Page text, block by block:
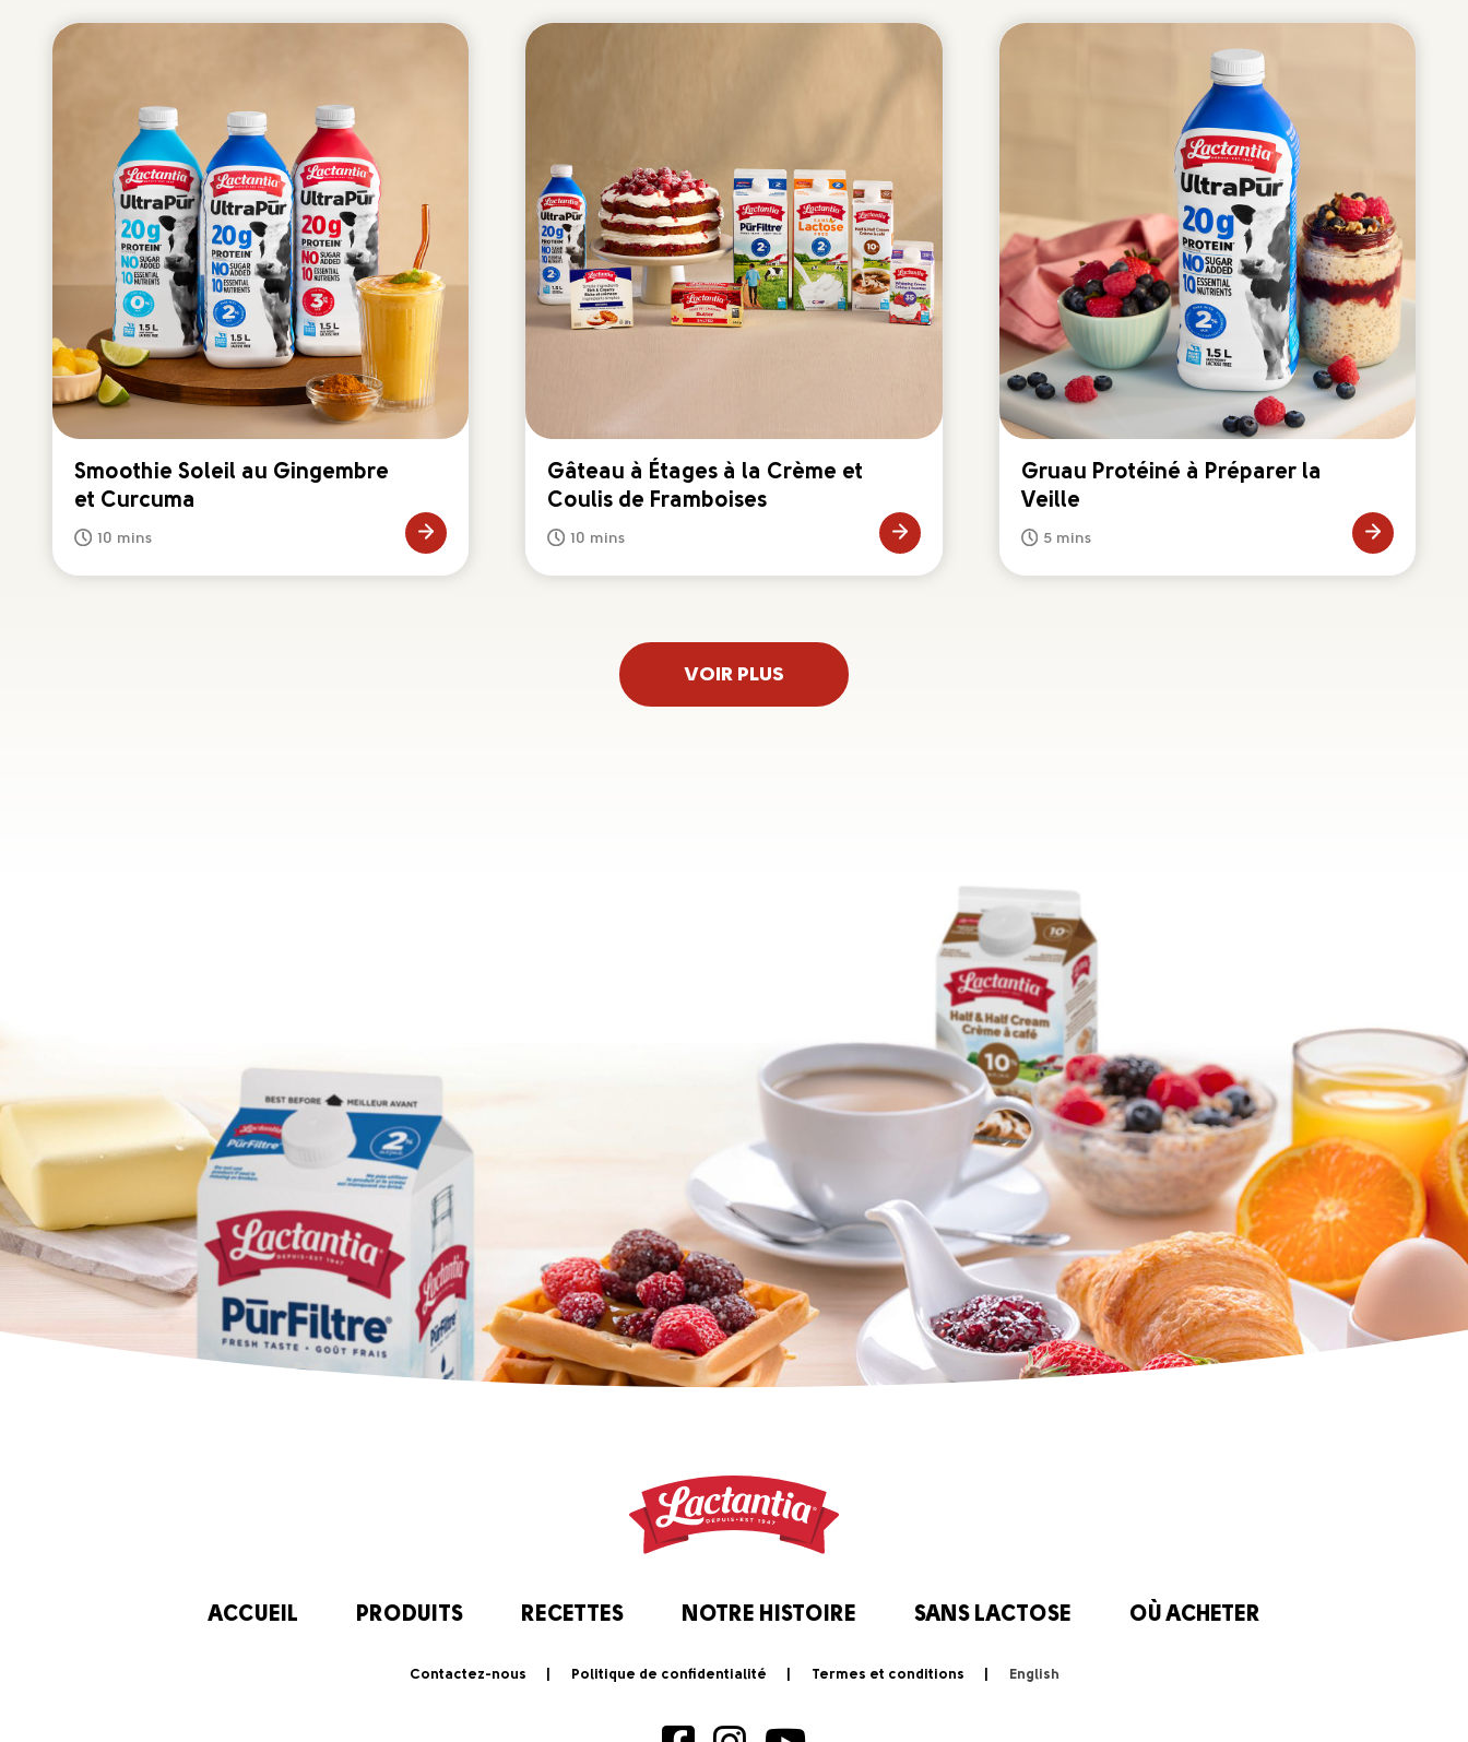
Smoothie Soleil au Gingembre
et Curcuma
10 mins
Gâteau à Étages à la Crème et
Coulis de Framboises
10 mins
Gruau Protéiné à Préparer la
Veille
5 mins
VOIR PLUS
ACCUEIL PRODUITS RECETTES NOTRE HISTOIRE SANS LACTOSE OÙ ACHETER
Contactez-nous Politique de confidentialité Termes et conditions